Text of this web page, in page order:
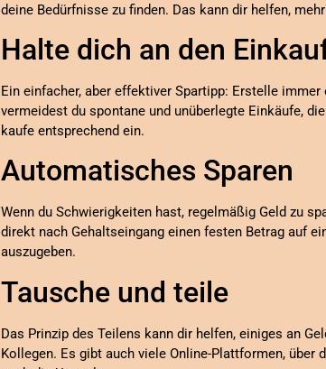
deine Bedürfnisse zu finden. Das kann dir helfen,
Halte dich an den
Ein einfacher, aber effektiver Spartipp: Erstelle
vermeidest du spontane und unüberlegte Einkäufe,
kaufe entsprechend ein.
Automatisches Sparen
Wenn du Schwierigkeiten hast, regelmäßig Geld zu
direkt nach Gehaltseingang einen festen Betrag auf
auszugeben.
Tausche und teile
Das Prinzip des Teilens kann dir helfen, einiges an
Kollegen. Es gibt auch viele Online-Plattformen,